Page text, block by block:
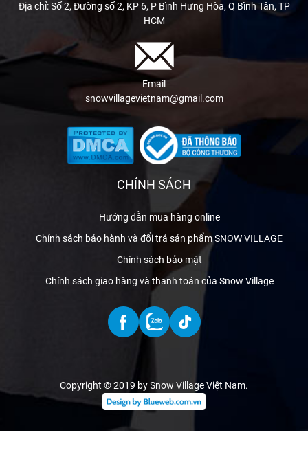
Địa chỉ: Số 2, Đường số 2, KP 6, P Bình Hưng Hòa, Q Bình Tân, TP
HCM
Email
snowvillagevietnam@gmail.com
CHÍNH SÁCH
Hướng dẫn mua hàng online
Chính sách bảo hành và đổi trả sản phẩm SNOW VILLAGE
Chính sách bảo mật
Chính sách giao hàng và thanh toán của Snow Village
Copyright © 2019 by Snow Village Việt Nam.